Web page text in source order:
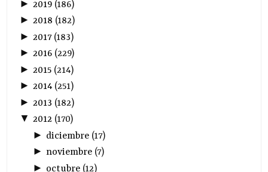
► 2019 (186)
►2018 (182)
► 2017(183)
►2016 (229)
► 2015 (214)
►2014 (251)
► 2013 (182)
▼2012 (170)
► diciembre(17)
► noviembre(7)
► octubre(12)